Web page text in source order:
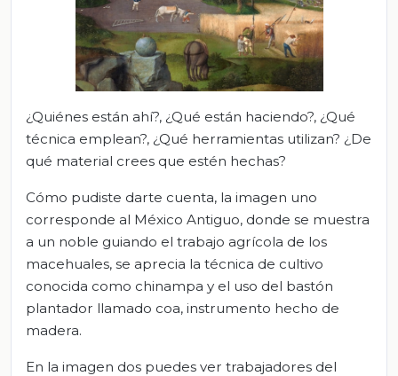
¿Quiénes están ahí?, ¿Qué están haciendo?, ¿Qué
técnica emplean?, ¿Qué herramientas utilizan? ¿De
qué material crees que estén hechas?
Cómo pudiste darte cuenta, la imagen uno
corresponde al México Antiguo, donde se muestra
a un noble guiando el trabajo agrícola de los
macehuales, se aprecia la técnica de cultivo
conocida como chinampa y el uso del bastón
plantador llamado coa, instrumento hecho de
madera.
En la imagen dos puedes ver trabajadores del